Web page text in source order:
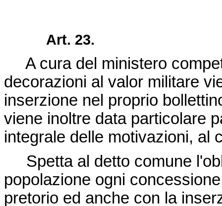
Art. 23.
A cura del ministero
decorazioni al valor militare
inserzione nel proprio
viene inoltre data particolare
integrale delle motivazioni, al
Spetta al detto comune
popolazione ogni
pretorio ed anche con la